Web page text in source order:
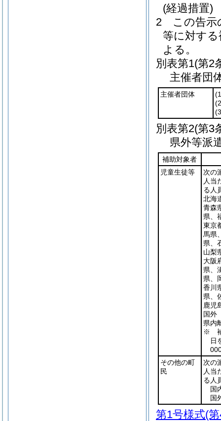
(経過措置)
2
この告示
等に対す
よる。
別表第1(第2
主催者団
主催者団体
別表第2(第3
県外等派
補助対象者
児童生徒等
次の
人当
る人
北海
青森
県、
東京
馬県
県、
山梨
大阪
県、
県、
香川
県、
鹿児
国外
県内
※ 補
日
その他の町
民
次の
人当
る人
国
国
第1号様式(